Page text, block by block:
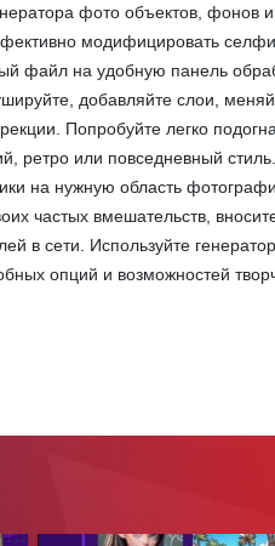
фото объектов, фонов и
модифицировать селфи,
файл на удобную панель
добавляйте слои,
Попробуйте легко
ретро или повседневный
на нужную область
частых вмешательств,
в сети. Используйте
опций и возможностей